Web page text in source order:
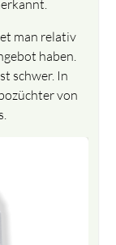
man relativ
haben.
schwer. In
von